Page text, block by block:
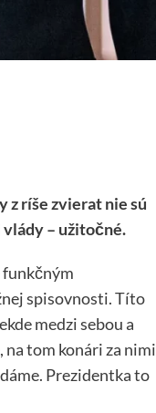
z ríše zvierat nie sú
vlády – užitočné.
funkčným
spisovnosti. Títo
medzi sebou a
na tom konári za nimi
Prezidentka to